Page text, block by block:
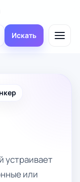
Искать
устраивает
или